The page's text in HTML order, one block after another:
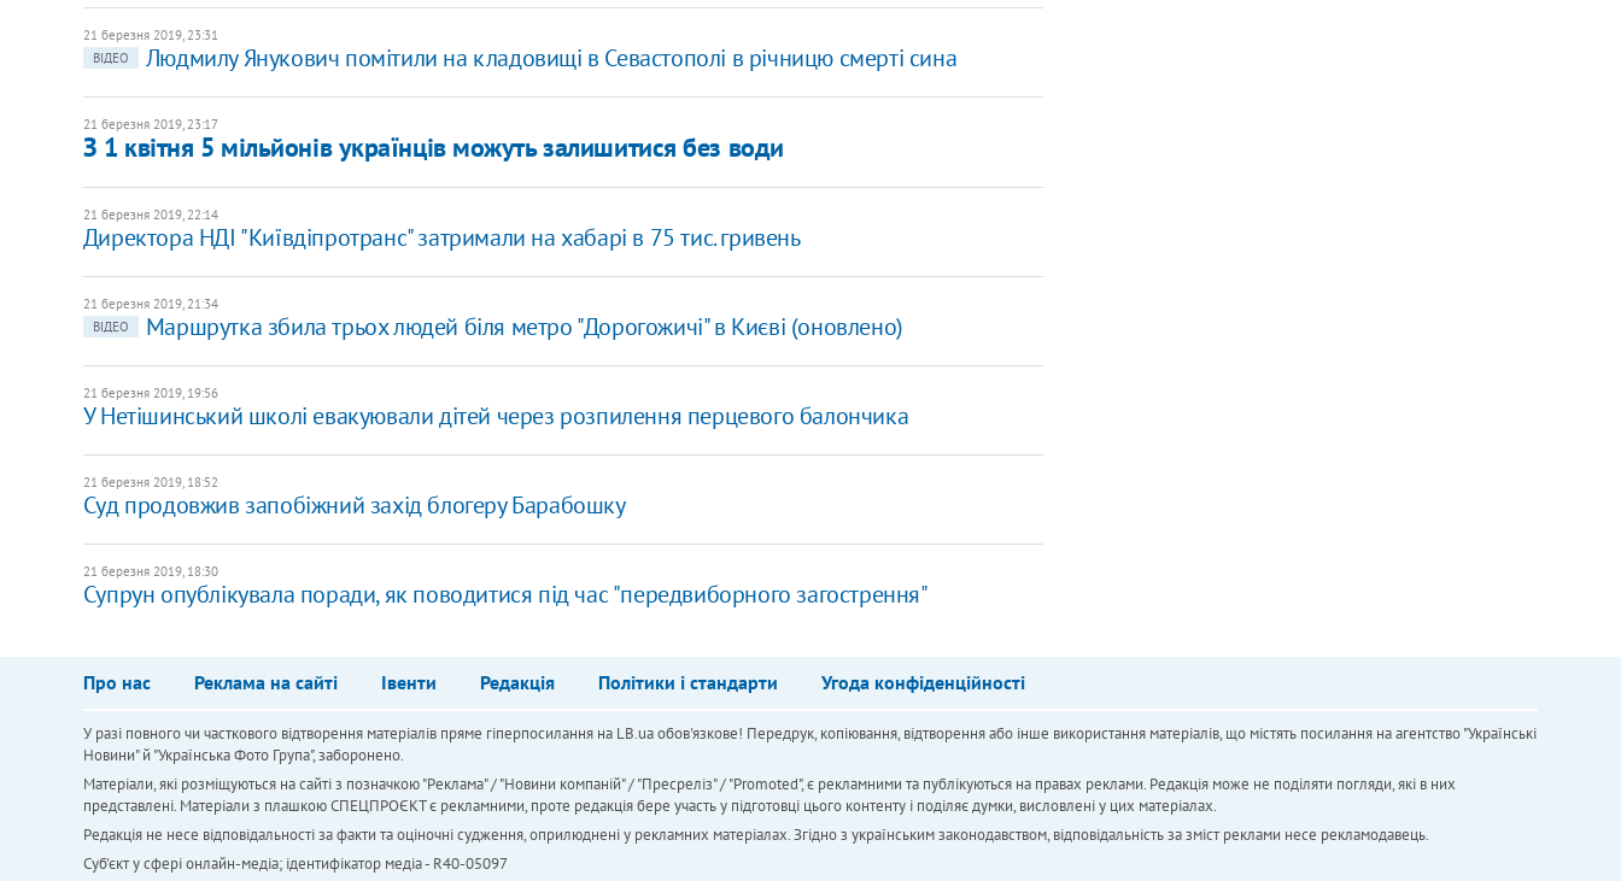
21 березня 2019, 23:31
ВІДЕО
Людмилу Янукович помітили на кладовищі в Севастополі в річницю смерті сина
21 березня 2019, 23:17
З 1 квітня 5 мільйонів українців можуть залишитися без води
21 березня 2019, 22:14
Директора НДІ "Київдіпротранс" затримали на хабарі в 75 тис. гривень
21 березня 2019, 21:34
ВІДЕО
Маршрутка збила трьох людей біля метро "Дорогожичі" в Києві (оновлено)
21 березня 2019, 19:56
У Нетішинський школі евакуювали дітей через розпилення перцевого балончика
21 березня 2019, 18:52
Суд продовжив запобіжний захід блогеру Барабошку
21 березня 2019, 18:30
Супрун опублікувала поради, як поводитися під час "передвиборного загострення"
Про нас Реклама на сайті Івенти Редакція Політики і стандарти Угода конфіденційності
У разі повного чи часткового відтворення матеріалів пряме гіперпосилання на LB.ua обов'язкове! Передрук, копіювання, відтворення або інше використання матеріалів, що містять посилання на агентство "Українськi
Новини" й "Українська Фото Група", заборонено.
Матеріали, які розміщуються на сайті з позначкою "Реклама" / "Новини компаній" / "Пресреліз" / "Promoted", є рекламними та публікуються на правах реклами. Редакція може не поділяти погляди, які в них
представлені. Матеріали з плашкою СПЕЦПРОЄКТ є рекламними, проте редакція бере участь у підготовці цього контенту і поділяє думки, висловлені у цих матеріалах.
Редакція не несе відповідальності за факти та оціночні судження, оприлюднені у рекламних матеріалах. Згідно з українським законодавством, відповідальність за зміст реклами несе рекламодавець.
Cуб'єкт у сфері онлайн-медіа; ідентифікатор медіа - R40-05097